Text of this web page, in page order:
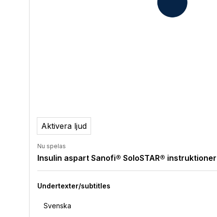
Aktivera ljud
Nu spelas
Insulin aspart Sanofi® SoloSTAR® instruktioner
Undertexter/subtitles
Svenska